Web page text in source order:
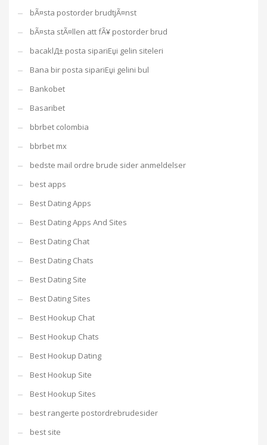
bÃ¤sta postorder brudtjÃ¤nst
bÃ¤sta stÃ¤llen att fÃ¥ postorder brud
bacaklД± posta sipariЕџi gelin siteleri
Bana bir posta sipariЕџi gelini bul
Bankobet
Basaribet
bbrbet colombia
bbrbet mx
bedste mail ordre brude sider anmeldelser
best apps
Best Dating Apps
Best Dating Apps And Sites
Best Dating Chat
Best Dating Chats
Best Dating Site
Best Dating Sites
Best Hookup Chat
Best Hookup Chats
Best Hookup Dating
Best Hookup Site
Best Hookup Sites
best rangerte postordrebrudesider
best site